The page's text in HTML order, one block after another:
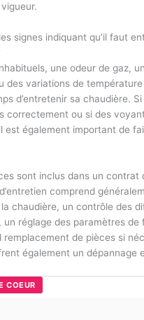
signes indiquant qu’il faut
une odeur de gaz,
des variations de
d’entretenir sa chaudière. Si
correctement ou si des
est également important de
sont inclus dans un contrat
comprend
chaudière, un contrôle des
un réglage des paramètres de
remplacement de pièces si
également un dépannage
COEUR